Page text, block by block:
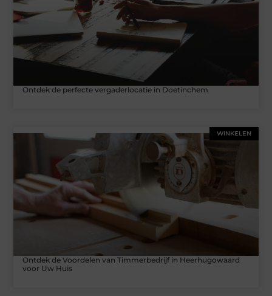
Ontdek de perfecte vergaderlocatie in Doetinchem
WINKELEN
Ontdek de Voordelen van Timmerbedrijf in Heerhugowaard
voor Uw Huis